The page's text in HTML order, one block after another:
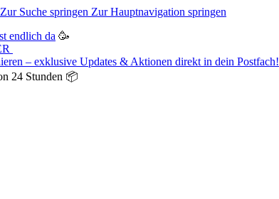
Zur Suche springen Zur Hauptnavigation springen
endlich da 🥳
– exklusive Updates & Aktionen direkt in dein Postfach!
24 Stunden 📦